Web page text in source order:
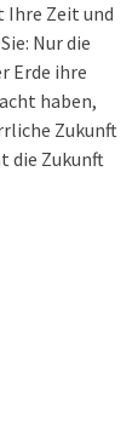
Zeit und
Nur die
Erde ihre
haben,
Zukunft
die Zukunft